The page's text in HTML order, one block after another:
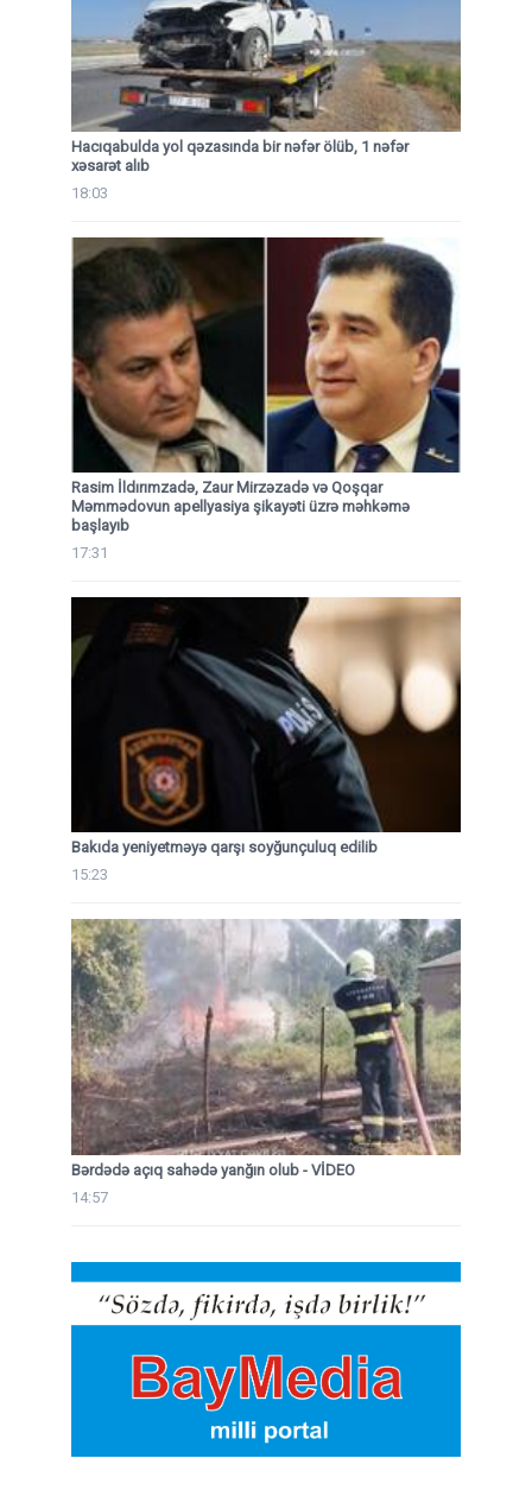
Hacıqabulda yol qəzasında bir nəfər ölüb, 1 nəfər
xəsarət alıb
18:03
Rasim İldırımzadə, Zaur Mirzəzadə və Qoşqar
Məmmədovun apellyasiya şikayəti üzrə məhkəmə
başlayıb
17:31
Bakıda yeniyetməyə qarşı soyğunçuluq edilib
15:23
Bərdədə açıq sahədə yanğın olub - VİDEO
14:57